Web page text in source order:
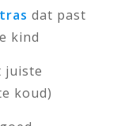
dat past
kind
juiste
koud)